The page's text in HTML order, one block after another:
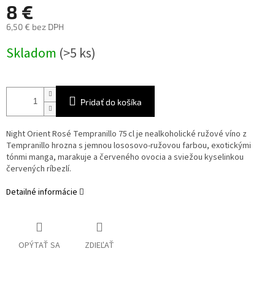
8 €
6,50 € bez DPH
cena:
Skladom (>5 ks)
Pridať do košíka
Night Orient Rosé Tempranillo 75 cl je nealkoholické ružové víno z
Tempranillo hrozna s jemnou lososovo‑ružovou farbou, exotickými
tónmi manga, marakuje a červeného ovocia a sviežou kyselinkou
červených ríbezlí.
Detailné informácie
OPÝTAŤ SA ZDIEĽAŤ